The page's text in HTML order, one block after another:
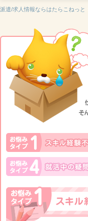
派遣/求人情報ならはたらこねっと